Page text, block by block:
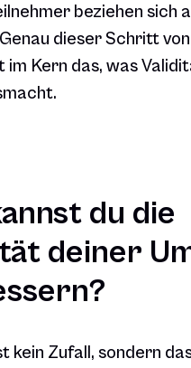
beziehen sich
dieser Schritt
im Kern das, was
du die
deiner
kein Zufall, sondern